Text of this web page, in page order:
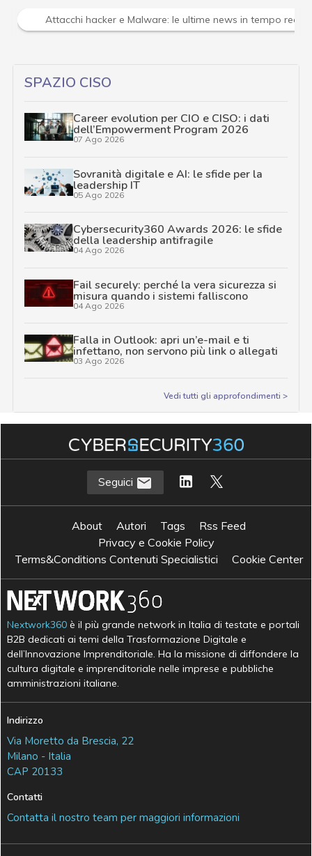
Attacchi hacker e Malware: le ultime news in tempo
SPAZIO CISO
Career evolution per CIO e CISO: i dati
dell’Empowerment Program 2026
07 Ago 2026
Sovranità digitale e AI: le sfide per la
leadership IT
05 Ago 2026
Cybersecurity360 Awards 2026: le sfide
della leadership antifragile
04 Ago 2026
Fail securely: perché la vera sicurezza si
misura quando i sistemi falliscono
04 Ago 2026
Falla in Outlook: apri un’e-mail e ti
infettano, non servono più link o allegati
03 Ago 2026
Vedi tutti gli approfondimenti >
Seguici
About Autori Tags
Rss Feed
Privacy e Cookie Policy
Terms&Conditions Contenuti Specialistici
Cookie Center
Nextwork360 è il più grande network in Italia di testate e portali
B2B dedicati ai temi della Trasformazione Digitale e
dell’Innovazione Imprenditoriale. Ha la missione di diffondere la
cultura digitale e imprenditoriale nelle imprese e pubbliche
amministrazioni italiane.
Indirizzo
Via Moretto da Brescia, 22
Milano - Italia
CAP 20133
Contatti
Contatta il nostro team per maggiori informazioni